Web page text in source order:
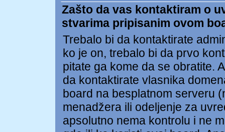
Zašto da vas kontaktiram o
stvarima pripisanim ovom
Trebalo bi da kontaktirate
ko je on, trebalo bi da prvo
pitate ga kome da se obratite.
da kontaktirate vlasnika
board na besplatnom serveru
menadžera ili odeljenje za
apsolutno nema kontrolu i ne